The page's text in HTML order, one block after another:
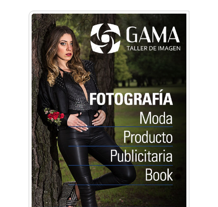
crecimiento personal
Arq. Horacio Alejandro Sánchez
Artística ApasionArte
Artística Catalina
Artística Veral
BAIC Ramos Mejía